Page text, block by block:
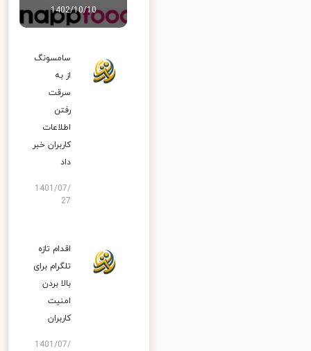
1402/10/10
سامسونگ
از به
سرقت
رفتن
اطلاعات
کاربران خبر
داد
1401/07/
27
اقدام تازه
تلگرام برای
بالا بردن
امنیت
کاربران
1401/07/